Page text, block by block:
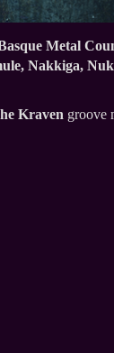
Metal
Nakkiga,
Kraven groove